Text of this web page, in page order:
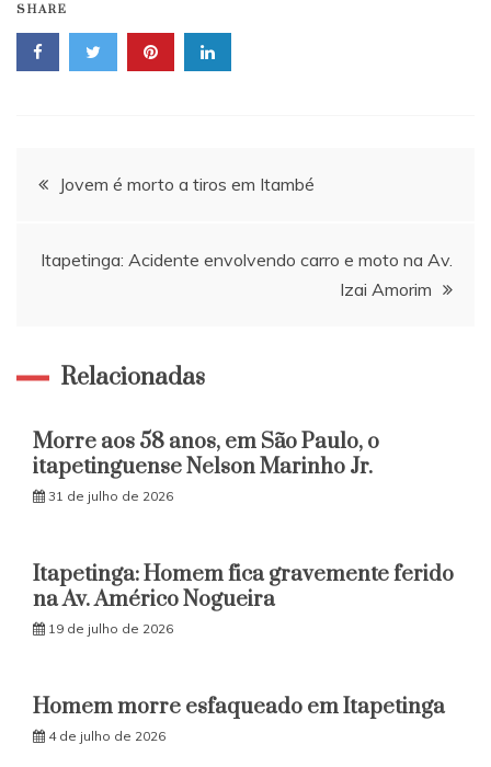
SHARE
Navegação
Jovem é morto a tiros em Itambé
Itapetinga: Acidente envolvendo carro e moto na Av.
Izai Amorim
Relacionadas
Morre aos 58 anos, em São Paulo, o
itapetinguense Nelson Marinho Jr.
31 de julho de 2026
Itapetinga: Homem fica gravemente ferido
na Av. Américo Nogueira
19 de julho de 2026
Homem morre esfaqueado em Itapetinga
4 de julho de 2026